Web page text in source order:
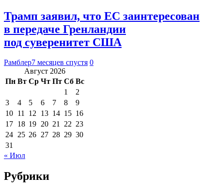
Трамп заявил, что ЕС заинтересован
в передаче Гренландии
под суверенитет США
Рамблер7 месяцев спустя 0
Август 2026
Пн Вт Ср Чт Пт Сб Вс
1
2
3
4 5 6 7 8
9
10 11 12 13 14 15 16
17 18 19 20 21 22 23
24 25 26 27 28 29 30
31
« Июл
Рубрики